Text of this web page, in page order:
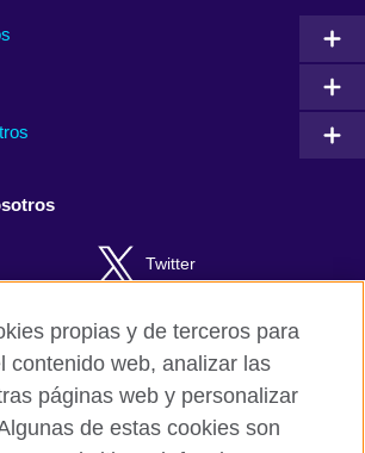
Twitter
propias y de terceros para
contenido web, analizar las
páginas web y personalizar
de estas cookies son